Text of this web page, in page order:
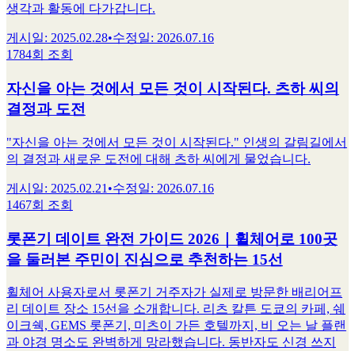
생각과 활동에 다가갑니다.
게시일: 2025.02.28•수정일: 2026.07.16
1784회 조회
자신을 아는 것에서 모든 것이 시작된다. 츠하 씨의
결정과 도전
"자신을 아는 것에서 모든 것이 시작된다." 인생의 갈림길에서
의 결정과 새로운 도전에 대해 츠하 씨에게 물었습니다.
게시일: 2025.02.21 •수정일: 2026.07.16
1467회 조회
롯폰기 데이트 완전 가이드 2026｜휠체어로 100곳
을 둘러본 주민이 진심으로 추천하는 15선
휠체어 사용자로서 롯폰기 거주자가 실제로 방문한 배리어프
리 데이트 장소 15선을 소개합니다. 리츠 칼튼 도쿄의 카페, 쉐
이크쉑, GEMS 롯폰기, 미츠이 가든 호텔까지, 비 오는 날 플랜
과 야경 명소도 완벽하게 망라했습니다. 동반자도 신경 쓰지